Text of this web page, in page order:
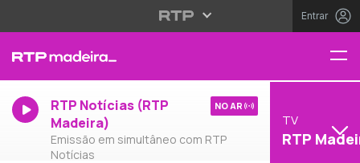
Entrar
RTP Notícias (RTP
Madeira)
Emissão em simultâneo com RTP
Notícias
NO AR
TV
RTP